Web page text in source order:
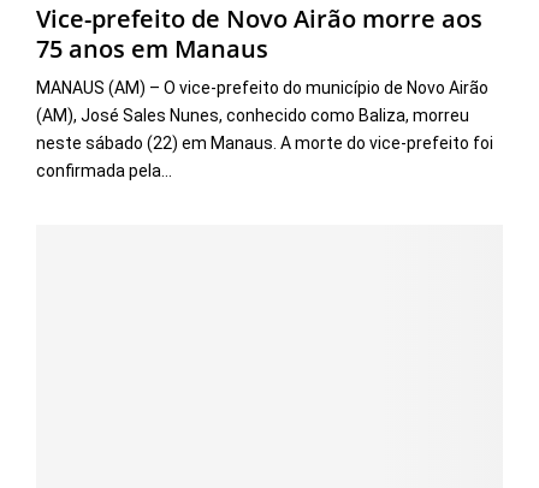
Vice-prefeito de Novo Airão morre aos
75 anos em Manaus
MANAUS (AM) – O vice-prefeito do município de Novo Airão
(AM), José Sales Nunes, conhecido como Baliza, morreu
neste sábado (22) em Manaus. A morte do vice-prefeito foi
confirmada pela...